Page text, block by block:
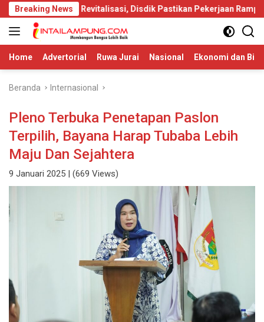
Langsung
ke
konten
Breaking News
Revitalisasi, Disdik Pastikan Pekerjaan Rampung 2026
Home Advertorial Ruwa Jurai Nasional Ekonomi dan
Beranda Internasional
Pleno Terbuka Penetapan Paslon
Terpilih, Bayana Harap Tubaba Lebih
Maju Dan Sejahtera
9 Januari 2025 | (669 Views)